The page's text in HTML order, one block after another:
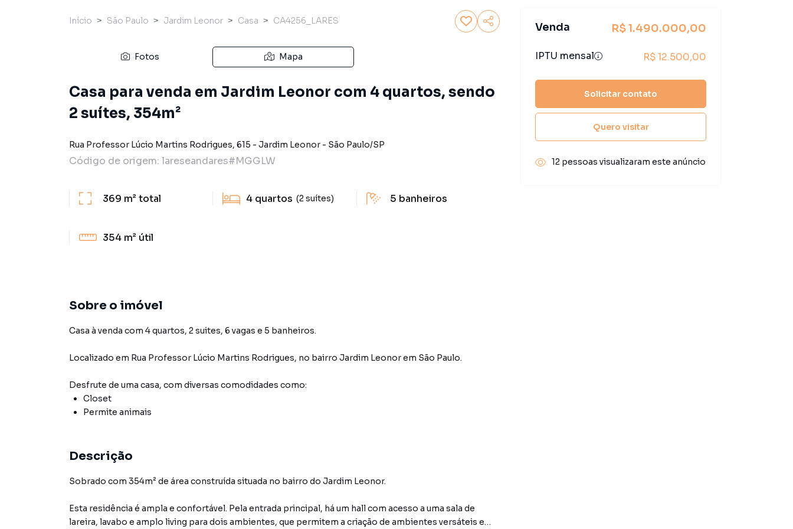
Início São Paulo Jardim Leonor Casa CA4256_LARES
Fotos Mapa
Casa para venda em Jardim Leonor com 4 quartos, sendo
2 suítes, 354m²
Rua Professor Lúcio Martins Rodrigues, 615 - Jardim Leonor - São Paulo/SP
Código de origem: lareseandares#MGGLW
369 m²total 4 quartos (2 suítes) 5 banheiros
354 m² útil
Sobre o imóvel
Casa à venda com 4 quartos, 2 suites, 6 vagas e 5 banheiros.
Localizado em Rua Professor Lúcio Martins Rodrigues, no bairro Jardim Leonorem São Paulo.
Desfrute de uma casa, com diversas comodidades como:
Closet
Permite animais
Descrição
Sobrado com 354m² de área construída situada no bairro do Jardim Leonor.
Esta residência é ampla e confortável. Pela entrada principal, há um hall com acesso a uma sala de
lareira, lavabo e amplo living para dois ambientes, que permitem a criação de ambientes versáteis e
Venda R$ 1.490.000,00
IPTU mensal R$ 12.500,00
Solicitar contato
Quero visitar
12 pessoas visualizaram este anúncio